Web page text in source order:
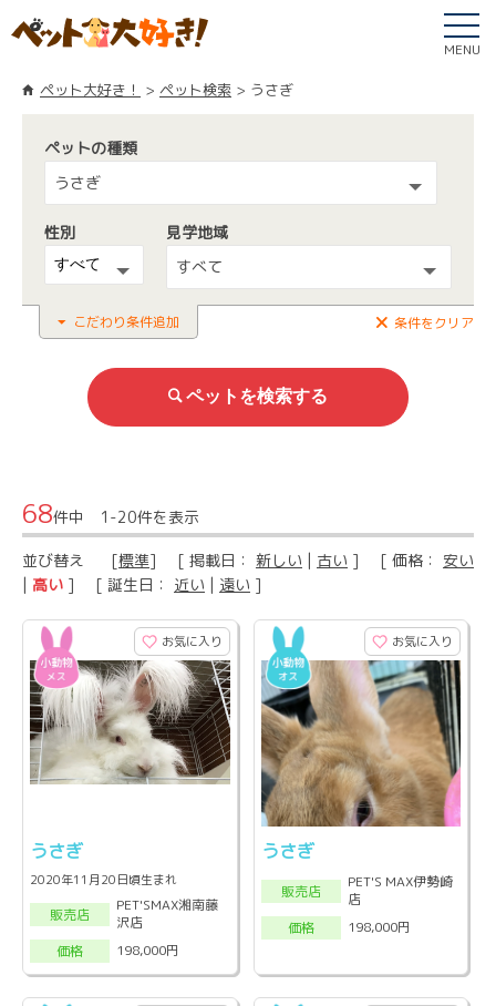
MENU
ペット大好き！ ペット検索 うさぎ
ペットの種類
うさぎ
性別
見学地域
すべて
こだわり条件追加 条件をクリア
68件中 1-20件を表示
並び替え [標準] [ 掲載日： 新しい | 古い ] [ 価格： 安い
| 高い ] [ 誕生日： 近い | 遠い ]
お気に入り
うさぎ
2020年11月20日頃生まれ
販売店
PET'SMAX湘南藤
沢店
価格
198,000円
お気に入り
うさぎ
販売店
PET'S MAX伊勢崎
店
価格
198,000円